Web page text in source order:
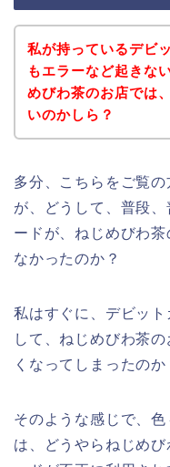
私が持っているデビ
もエラーなど起きな
めびわ茶のお店では
いのかしら？
多分、こちらをご覧
が、どうして、普段
ードが、ねじめびわ
なかったのか？
私はすぐに、デビッ
して、ねじめびわ茶
くなってしまったの
そのような感じで、
は、どうやらねじめ